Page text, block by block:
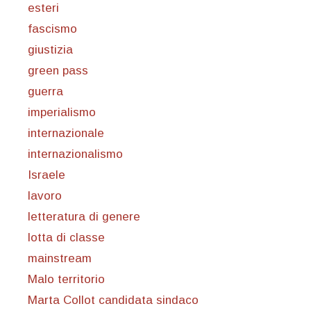
esteri
fascismo
giustizia
green pass
guerra
imperialismo
internazionale
internazionalismo
Israele
lavoro
letteratura di genere
lotta di classe
mainstream
Malo territorio
Marta Collot candidata sindaco